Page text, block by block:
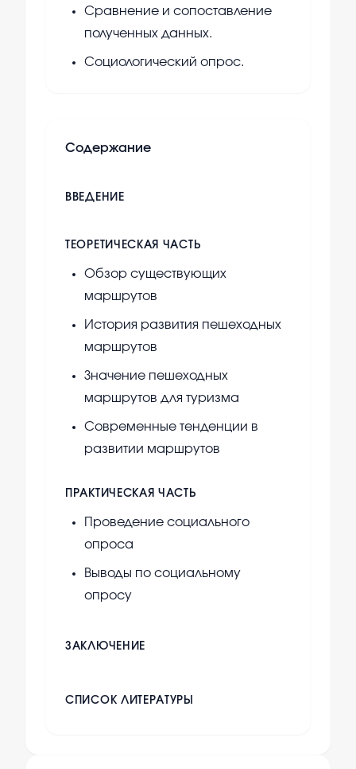
Сравнение и сопоставление
полученных данных.
Социологический опрос.
Содержание
ВВЕДЕНИЕ
ТЕОРЕТИЧЕСКАЯ ЧАСТЬ
Обзор существующих
маршрутов
История развития пешеходных
маршрутов
Значение пешеходных
маршрутов для туризма
Современные тенденции в
развитии маршрутов
ПРАКТИЧЕСКАЯ ЧАСТЬ
Проведение социального
опроса
Выводы по социальному
опросу
ЗАКЛЮЧЕНИЕ
СПИСОК ЛИТЕРАТУРЫ